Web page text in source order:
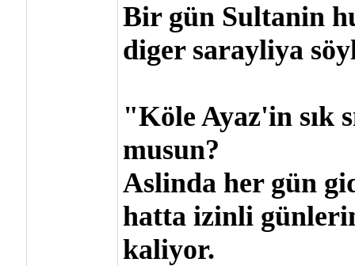
Bir gün Sultanin
diger sarayliya
"Köle Ayaz'in sık
musun?
Aslinda her gün
hatta izinli
kaliyor.